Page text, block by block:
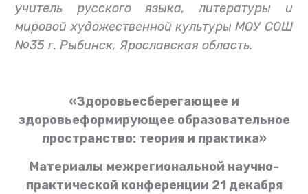
учитель русского языка, литературы и
мировой художественной культуры МОУ СОШ
№35 г. Рыбинск, Ярославская область.
«Здоровьесберегающее и
здоровьеформирующее образовательное
пространство: теория и практика»
Материалы межрегиональной научно-
практической конференции 21 декабря